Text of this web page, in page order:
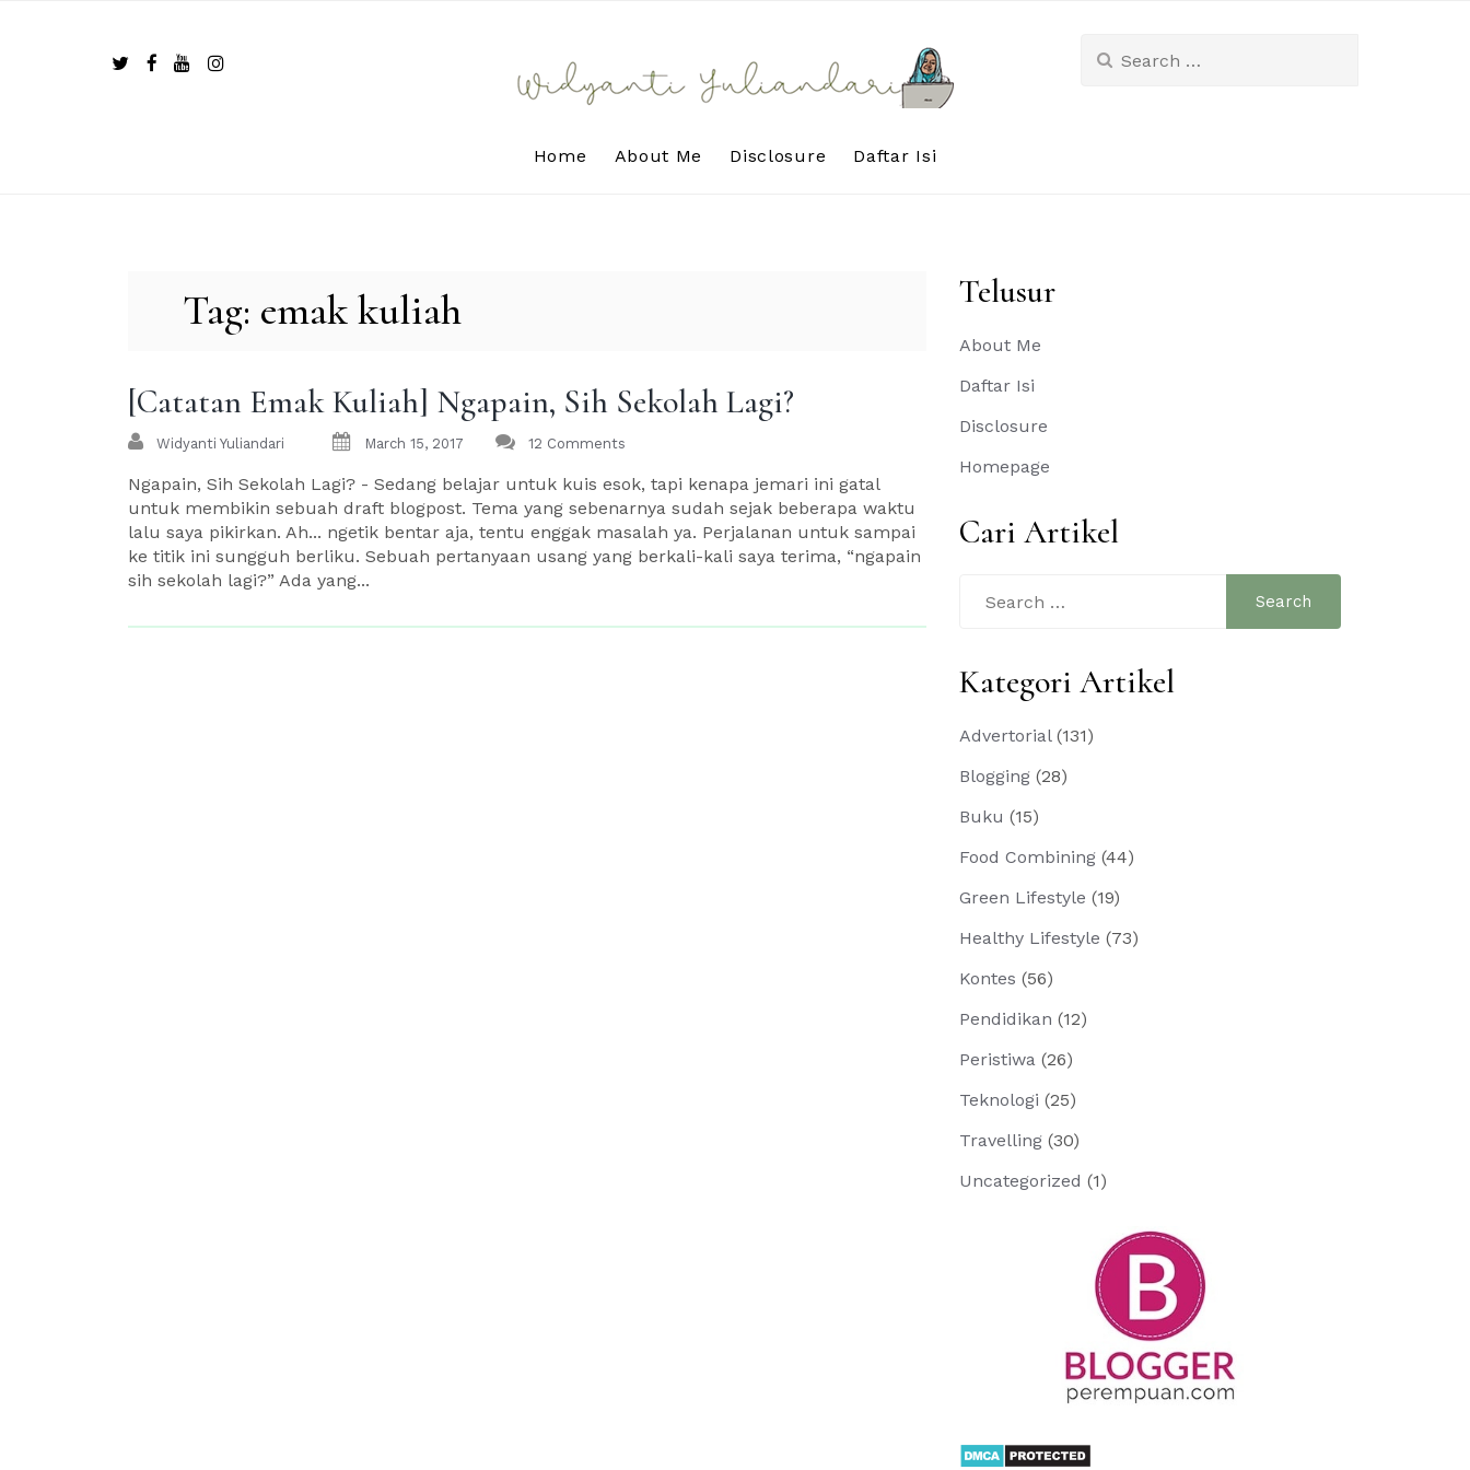
for:
Home About Me Disclosure Daftar Isi
Tag: emak kuliah
[Catatan Emak Kuliah] Ngapain, Sih Sekolah Lagi?
Widyanti Yuliandari March 15, 2017 12 Comments
Ngapain, Sih Sekolah Lagi? - Sedang belajar untuk kuis esok, tapi kenapa jemari ini gatal
untuk membikin sebuah draft blogpost. Tema yang sebenarnya sudah sejak beberapa waktu
lalu saya pikirkan. Ah... ngetik bentar aja, tentu enggak masalah ya. Perjalanan untuk sampai
ke titik ini sungguh berliku. Sebuah pertanyaan usang yang berkali-kali saya terima, “ngapain
sih sekolah lagi?” Ada yang...
Telusur
About Me
Daftar Isi
Disclosure
Homepage
Cari Artikel
for:
Kategori Artikel
Advertorial(131)
Blogging (28)
Buku (15)
Food Combining (44)
Green Lifestyle (19)
Healthy Lifestyle (73)
Kontes (56)
Pendidikan (12)
Peristiwa (26)
Teknologi (25)
Travelling (30)
Uncategorized (1)